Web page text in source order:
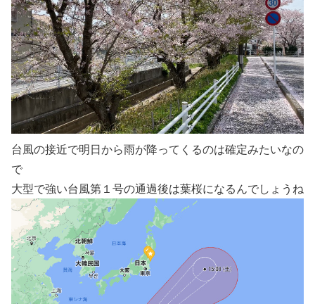
台風の接近で明日から雨が降ってくるのは確定みたいなの
で
大型で強い台風第１号の通過後は葉桜になるんでしょうね